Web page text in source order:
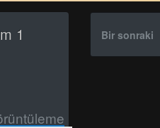
1 Bir sonraki